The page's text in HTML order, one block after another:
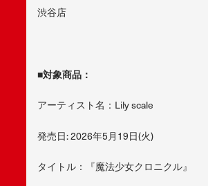
渋谷店
■対象商品：
アーティスト名：Lily scale
発売日: 2026年5月19日(火)
タイトル：『魔法少女クロニクル』